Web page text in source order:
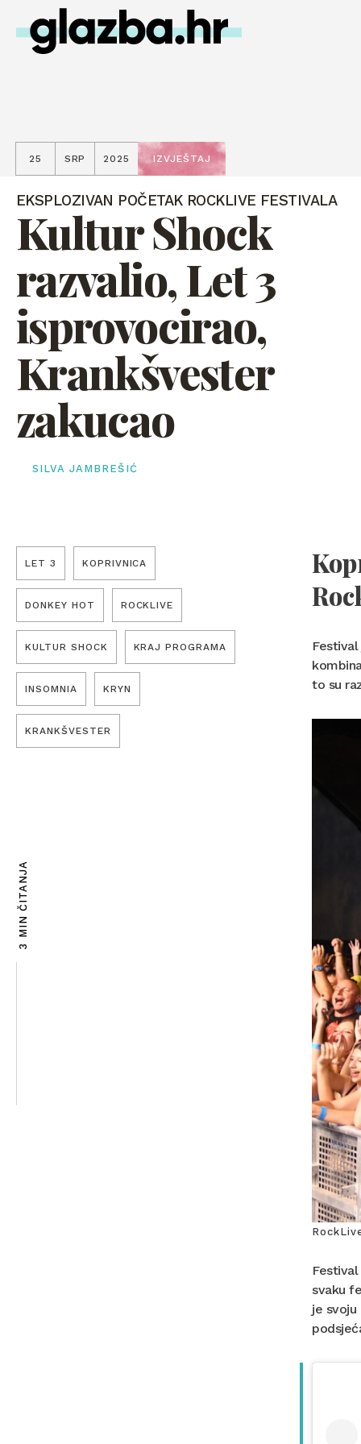
25 SRP 2025 IZVJEŠTAJ
EKSPLOZIVAN POČETAK ROCKLIVE FESTIVALA
Kultur Shock
razvalio, Let 3
isprovocirao,
Krankšvester
zakucao
SILVA JAMBREŠIĆ
LET 3 KOPRIVNICA
DONKEY HOT ROCKLIVE
KULTUR SHOCK KRAJ PROGRAMA
INSOMNIA KRYN
KRANKŠVESTER
3 MIN ČITANJA
to su
svaku
je